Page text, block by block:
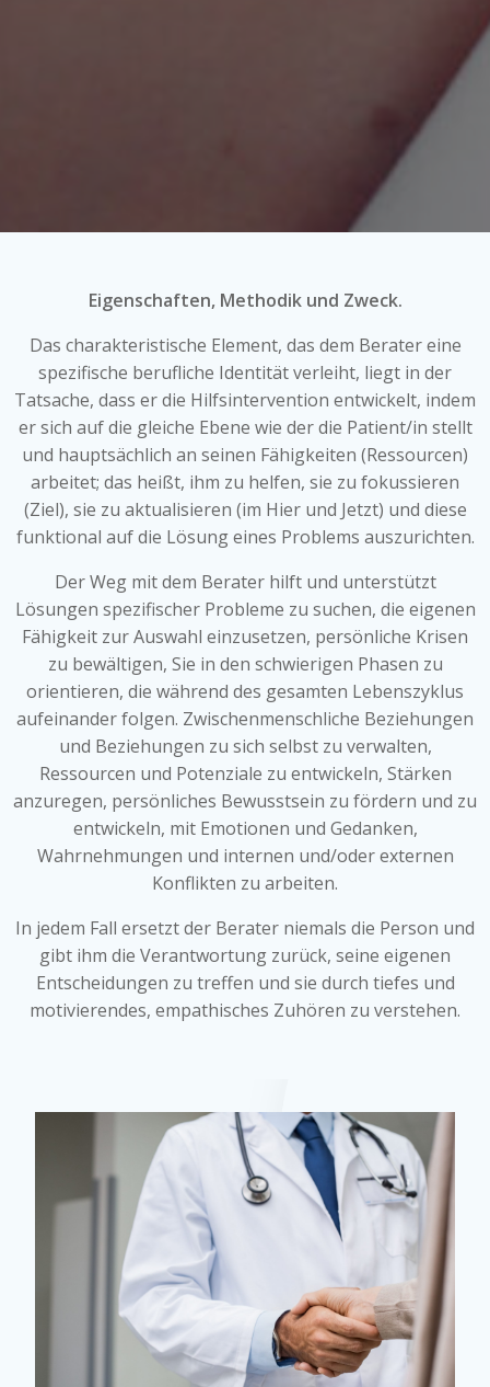
Eigenschaften, Methodik und Zweck.
Das charakteristische Element, das dem Berater eine
spezifische berufliche Identität verleiht, liegt in der
Tatsache, dass er die Hilfsintervention entwickelt, indem
er sich auf die gleiche Ebene wie der die Patient/in stellt
und hauptsächlich an seinen Fähigkeiten (Ressourcen)
arbeitet; das heißt, ihm zu helfen, sie zu fokussieren
(Ziel), sie zu aktualisieren (im Hier und Jetzt) und diese
funktional auf die Lösung eines Problems auszurichten.
Der Weg mit dem Berater hilft und unterstützt
Lösungen spezifischer Probleme zu suchen, die eigenen
Fähigkeit zur Auswahl einzusetzen, persönliche Krisen
zu bewältigen, Sie in den schwierigen Phasen zu
orientieren, die während des gesamten Lebenszyklus
aufeinander folgen. Zwischenmenschliche Beziehungen
und Beziehungen zu sich selbst zu verwalten,
Ressourcen und Potenziale zu entwickeln, Stärken
anzuregen, persönliches Bewusstsein zu fördern und zu
entwickeln, mit Emotionen und Gedanken,
Wahrnehmungen und internen und/oder externen
Konflikten zu arbeiten.
In jedem Fall ersetzt der Berater niemals die Person und
gibt ihm die Verantwortung zurück, seine eigenen
Entscheidungen zu treffen und sie durch tiefes und
motivierendes, empathisches Zuhören zu verstehen.